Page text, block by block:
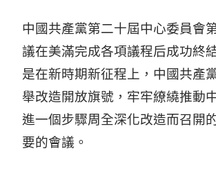
中國共產黨第二十屆中心委員會
議在美滿完成各項議程后成功終
是在新時期新征程上，中國共產
舉改造開放旗號，牢牢繚繞推動
進一個步驟周全深化改造而召開
要的會議。